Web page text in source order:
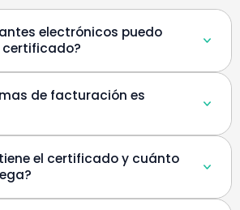
electrónicos puedo
de facturación es
el certificado y cuánto